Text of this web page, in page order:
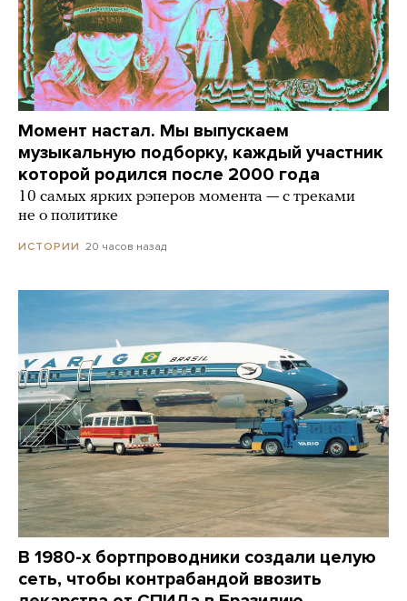
Момент настал. Мы выпускаем
музыкальную подборку, каждый участник
которой родился после 2000 года
10 самых ярких рэперов момента — с треками
не о политике
ИСТОРИИ 20 часов назад
В 1980-х бортпроводники создали целую
сеть, чтобы контрабандой ввозить